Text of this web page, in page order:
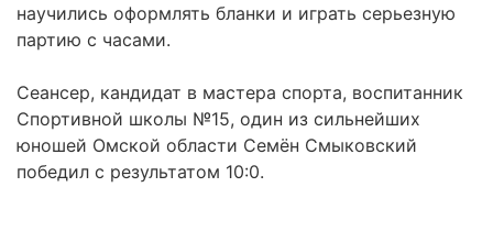
научились оформлять бланки и играть серьезную
партию с часами.
Сеансер, кандидат в мастера спорта, воспитанник
Спортивной школы №15, один из сильнейших
юношей Омской области Семён Смыковский
победил с результатом 10:0.